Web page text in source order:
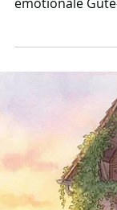
eine
ein Mädchen,
geliebten Baum
und Fantasie
und
können, auch
sind. Eine
Freundschaft,